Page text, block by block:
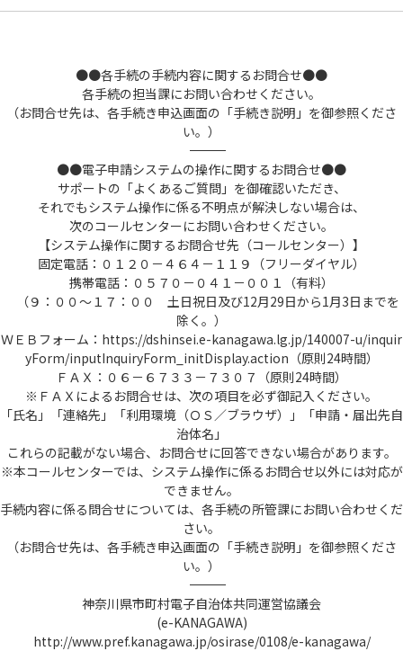
●●各手続の手続内容に関するお問合せ●●
各手続の担当課にお問い合わせください。
（お問合せ先は、各手続き申込画面の「手続き説明」を御参照くださ
い。）
――――――――――――――――――――――――――――――――――――――――――――――――――
●●電子申請システムの操作に関するお問合せ●●
サポートの「よくあるご質問」を御確認いただき、
それでもシステム操作に係る不明点が解決しない場合は、
次のコールセンターにお問い合わせください。
【システム操作に関するお問合せ先（コールセンター）】
固定電話：０１２０－４６４－１１９（フリーダイヤル）
携帯電話：０５７０－０４１－００１（有料）
（９：００～１７：００ 土日祝日及び12月29日から1月3日までを
除く。）
ＷＥＢフォーム：https://dshinsei.e-kanagawa.lg.jp/140007-u/inquir
yForm/inputInquiryForm_initDisplay.action（原則24時間）
ＦＡＸ：０６－６７３３－７３０７（原則24時間）
※ＦＡＸによるお問合せは、次の項目を必ず御記入ください。
「氏名」「連絡先」「利用環境（ＯＳ／ブラウザ）」「申請・届出先自
治体名」
これらの記載がない場合、お問合せに回答できない場合があります。
※本コールセンターでは、システム操作に係るお問合せ以外には対応が
できません。
手続内容に係る問合せについては、各手続の所管課にお問い合わせくだ
さい。
（お問合せ先は、各手続き申込画面の「手続き説明」を御参照くださ
い。）
――――――――――――――――――――――――――――――――――――――――――――――――――
神奈川県市町村電子自治体共同運営協議会
(e-KANAGAWA)
http://www.pref.kanagawa.jp/osirase/0108/e-kanagawa/